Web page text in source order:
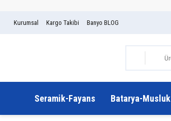
Kurumsal Kargo Takibi Banyo BLOG
Seramik-Fayans Batarya-Musluk